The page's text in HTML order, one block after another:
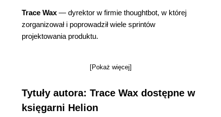
Trace Wax — dyrektor w firmie thoughtbot, w której
zorganizował i poprowadził wiele sprintów
projektowania produktu.
[Pokaż więcej]
Tytuły autora: Trace Wax dostępne w
księgarni Helion